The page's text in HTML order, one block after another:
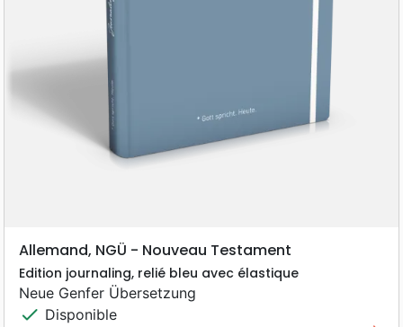
Allemand, NGÜ - Nouveau Testament
Edition journaling, relié bleu avec élastique
Neue Genfer Übersetzung
check Disponible